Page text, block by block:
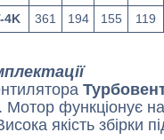
4K
361 194 155 119
функціонує на
якість